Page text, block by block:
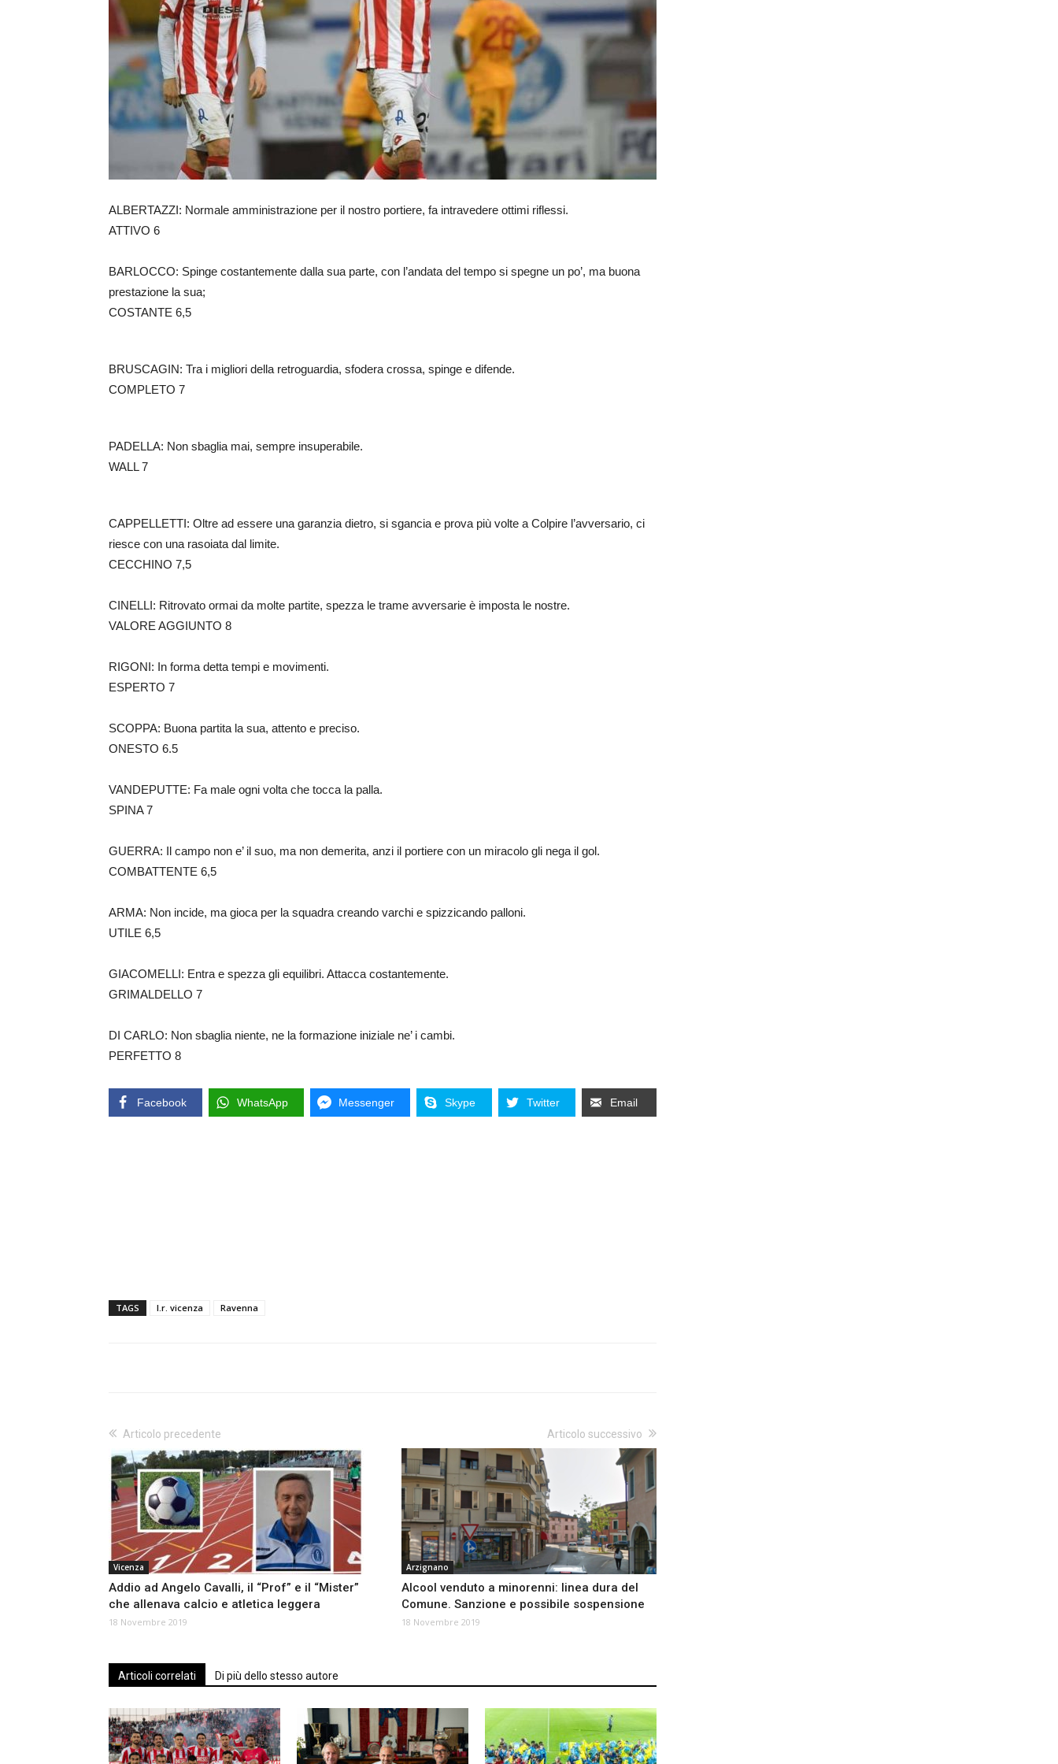
ALBERTAZZI: Normale amministrazione per il nostro portiere, fa intravedere ottimi riflessi.
ATTIVO 6
BARLOCCO: Spinge costantemente dalla sua parte, con l’andata del tempo si spegne un po’, ma buona
prestazione la sua;
COSTANTE 6,5
BRUSCAGIN: Tra i migliori della retroguardia, sfodera crossa, spinge e difende.
COMPLETO 7
PADELLA: Non sbaglia mai, sempre insuperabile.
WALL 7
CAPPELLETTI: Oltre ad essere una garanzia dietro, si sgancia e prova più volte a Colpire l’avversario, ci
riesce con una rasoiata dal limite.
CECCHINO 7,5
CINELLI: Ritrovato ormai da molte partite, spezza le trame avversarie è imposta le nostre.
VALORE AGGIUNTO 8
RIGONI: In forma detta tempi e movimenti.
ESPERTO 7
SCOPPA: Buona partita la sua, attento e preciso.
ONESTO 6.5
VANDEPUTTE: Fa male ogni volta che tocca la palla.
SPINA 7
GUERRA: Il campo non e’ il suo, ma non demerita, anzi il portiere con un miracolo gli nega il gol.
COMBATTENTE 6,5
ARMA: Non incide, ma gioca per la squadra creando varchi e spizzicando palloni.
UTILE 6,5
GIACOMELLI: Entra e spezza gli equilibri. Attacca costantemente.
GRIMALDELLO 7
DI CARLO: Non sbaglia niente, ne la formazione iniziale ne’ i cambi.
PERFETTO 8
Facebook WhatsApp Messenger Skype Twitter Email
TAGS l.r. vicenza Ravenna
Articolo precedente
Vicenza
Addio ad Angelo Cavalli, il “Prof” e il “Mister”
che allenava calcio e atletica leggera
18 Novembre 2019
Articolo successivo
Arzignano
Alcool venduto a minorenni: linea dura del
Comune. Sanzione e possibile sospensione
18 Novembre 2019
Articoli correlati Di più dello stesso autore